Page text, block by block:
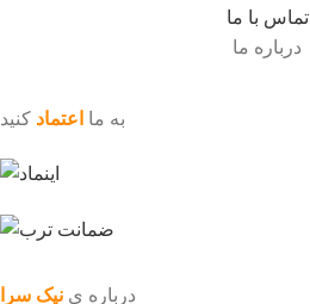
تماس با ما
درباره ما
درباره ی نیک سرا
به ما اعتماد کنید